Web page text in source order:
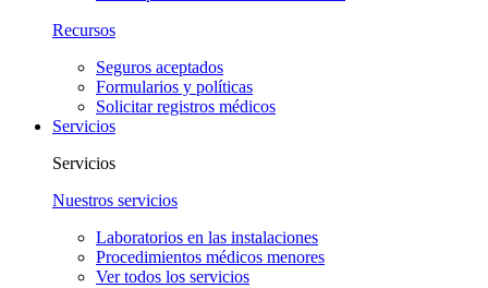
Recursos
Seguros aceptados
Formularios y políticas
Solicitar registros médicos
Servicios
Servicios
Nuestros servicios
Laboratorios en las instalaciones
Procedimientos médicos menores
Ver todos los servicios